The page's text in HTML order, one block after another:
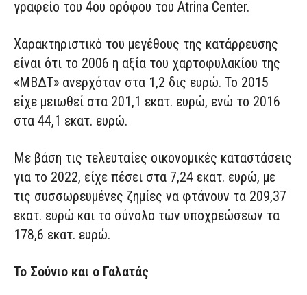
γραφείο του 4ου ορόφου του Atrina Center.
Χαρακτηριστικό του μεγέθους της κατάρρευσης
είναι ότι το 2006 η αξία του χαρτοφυλακίου της
«ΜΒΔΤ» ανερχόταν στα 1,2 δις ευρώ. Το 2015
είχε μειωθεί στα 201,1 εκατ. ευρώ, ενώ το 2016
στα 44,1 εκατ. ευρώ.
Με βάση τις τελευταίες οικονομικές καταστάσεις
για το 2022, είχε πέσει στα 7,24 εκατ. ευρώ, με
τις συσσωρευμένες ζημίες να φτάνουν τα 209,37
εκατ. ευρώ και το σύνολο των υποχρεώσεων τα
178,6 εκατ. ευρώ.
Το Σούνιο και ο Γαλατάς